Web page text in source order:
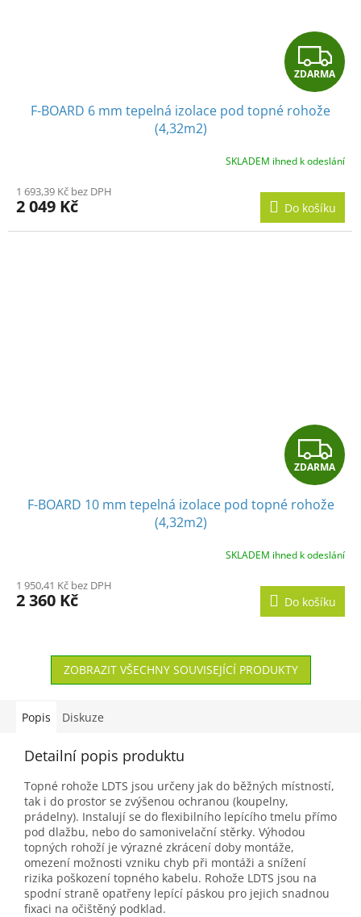
Z
D
R
M
A
ZDARMA
F-BOARD 6 mm tepelná izolace pod topné rohože
(4,32m2)
SKLADEM ihned k odeslání
1 693,39 Kč bez DPH
2 049 Kč Do košíku
Z
D
A
R
M
A
ZDARMA
F-BOARD 10 mm tepelná izolace pod topné rohože
(4,32m2)
SKLADEM ihned k odeslání
1 950,41 Kč bez DPH
2 360 Kč Do košíku
ZOBRAZIT VŠECHNY SOUVISEJÍCÍ PRODUKTY
Popis Diskuze
Detailní popis produktu
Topné rohože LDTS jsou určeny jak do běžných místností,
tak i do prostor se zvýšenou ochranou (koupelny,
prádelny). Instalují se do flexibilního lepícího tmelu přímo
pod dlažbu, nebo do samonivelační stěrky. Výhodou
topných rohoží je výrazné zkrácení doby montáže,
omezení možnosti vzniku chyb při montáži a snížení
rizika poškození topného kabelu. Rohože LDTS jsou na
spodní straně opatřeny lepící páskou pro jejich snadnou
fixaci na očištěný podklad.